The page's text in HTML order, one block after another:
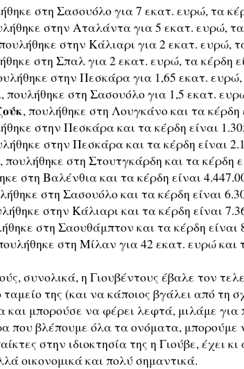
στη Σασουόλο για 7 εκατ. ευρώ, τα
στην Αταλάντα για 5 εκατ. ευρώ, τα
στην Κάλιαρι για 2 εκατ. ευρώ,
στη Σπαλ για 2 εκατ. ευρώ, τα κέρδη
στην Πεσκάρα για 1,65 εκατ. ευρώ,
, πουλήθηκε στη Σασουόλο για 1,5 εκατ.
, πουλήθηκε στη Λουγκάνο και τα κέρδη
στην Πεσκάρα και τα κέρδη είναι
στην Πεσκάρα και τα κέρδη είναι
, πουλήθηκε στη Στουτγκάρδη και τα κέρδη
στη Βαλένθια και τα κέρδη είναι
στη Σασουόλο και τα κέρδη είναι
στην Κάλιαρι και τα κέρδη είναι
στη Σαουθάμπτον και τα κέρδη είναι
στη Μίλαν για 42 εκατ. ευρώ και
συνολικά, η Γιουβέντους έβαλε τον
της (και να κάποιος βγάλει από τη
και μπορούσε να φέρει λεφτά, μιλάμε για
που βλέπουμε όλα τα ονόματα, μπορούμε
στην ιδιοκτησία της η Γιούβε, έχει
οικονομικά και πολύ σημαντικά.